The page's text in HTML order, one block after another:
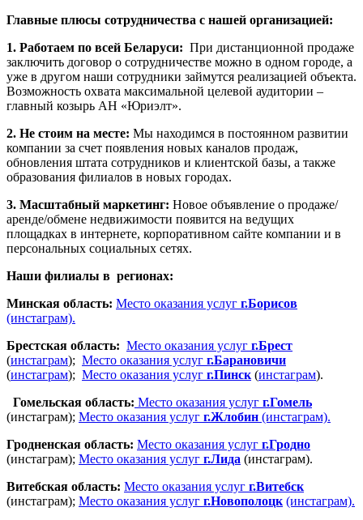
Главные плюсы сотрудничества с нашей организацией:
1. Работаем по всей Беларуси: При дистанционной продаже
заключить договор о сотрудничестве можно в одном городе, а
уже в другом наши сотрудники займутся реализацией объекта.
Возможность охвата максимальной целевой аудитории –
главный козырь АН «Юриэлт».
2. Не стоим на месте: Мы находимся в постоянном развитии
компании за счет появления новых каналов продаж,
обновления штата сотрудников и клиентской базы, а также
образования филиалов в новых городах.
3. Масштабный маркетинг: Новое объявление о продаже/
аренде/обмене недвижимости появится на ведущих
площадках в интернете, корпоративном сайте компании и в
персональных социальных сетях.
Наши филиалы в регионах:
Минская область: Место оказания услуг г.Борисов
(инстаграм).
Брестская область: Место оказания услуг г.Брест
(инстаграм); Место оказания услуг г.Барановичи
(инстаграм); Место оказания услуг г.Пинск (инстаграм).
Гомельская область: Место оказания услуг г.Гомель
(инстаграм); Место оказания услуг г.Жлобин (инстаграм).
Гродненская область: Место оказания услуг г.Гродно
(инстаграм); Место оказания услуг г.Лида (инстаграм).
Витебская область: Место оказания услуг г.Витебск
(инстаграм); Место оказания услуг г.Новополоцк (инстаграм).